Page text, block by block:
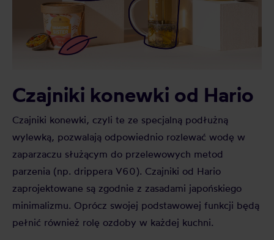
Czajniki konewki od Hario
Czajniki konewki, czyli te ze specjalną podłużną
wylewką, pozwalają odpowiednio rozlewać wodę w
zaparzaczu służącym do przelewowych metod
parzenia (np. drippera V60). Czajniki od Hario
zaprojektowane są zgodnie z zasadami japońskiego
minimalizmu. Oprócz swojej podstawowej funkcji będą
pełnić również rolę ozdoby w każdej kuchni.